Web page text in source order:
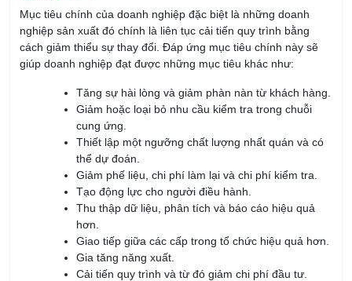
Tăng sự hài lòng và giảm phàn nàn từ khách hàng.
Giảm hoặc loại bỏ nhu cầu kiểm tra trong chuỗi
cung ứng.
Thiết lập một ngưỡng chất lượng nhất quán và có
thể dự đoán.
Giảm phế liệu, chi phí làm lại và chi phí kiểm tra.
Tạo động lực cho người điều hành.
Thu thập dữ liệu, phân tích và báo cáo hiệu quả
hơn.
Giao tiếp giữa các cấp trong tổ chức hiệu quả hơn.
Gia tăng năng xuất.
Cải tiến quy trình và từ đó giảm chi phí đầu tư.
Yêu cầu khi áp dụng SPC tại doanh
nghiệp